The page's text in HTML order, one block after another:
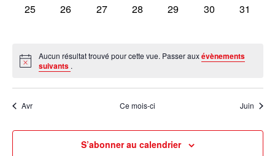
0
25
0
26
0
27
0
28
0
29
0
30
0
31
Aucun résultat trouvé pour cette vue. Passer auxévènements
suivants .
Avr Ce mois-ci Juin
S’abonner au calendrier